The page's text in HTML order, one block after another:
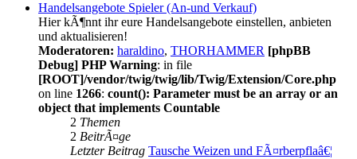
Handelsangebote Spieler (An-und Verkauf)
Hier kÃ¶nnt ihr eure Handelsangebote einstellen, anbieten
und aktualisieren!
Moderatoren: haraldino, THORHAMMER [phpBB
Debug] PHP Warning: in file
[ROOT]/vendor/twig/twig/lib/Twig/Extension/Core.php
on line 1266: count(): Parameter must be an array or an
object that implements Countable
2 Themen
2 BeitrÃ¤ge
Letzter Beitrag Tausche Weizen und FÃ¤rberpflaâ€¦